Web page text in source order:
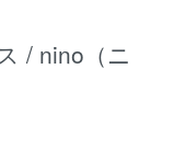
/ nino（ニ